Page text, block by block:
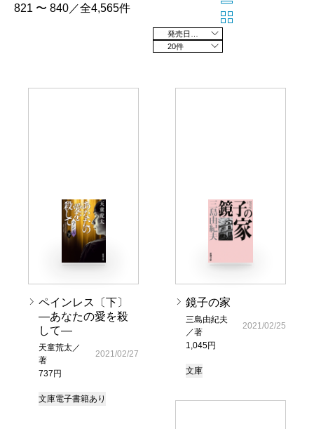
821 〜 840／全4,565件
20件
ペインレス〔下〕
―あなたの愛を殺
して―
天童荒太／
著
737円
2021/02/27
文庫電子書籍あり
鏡子の家
三島由紀夫
／著
1,045円
2021/02/25
文庫